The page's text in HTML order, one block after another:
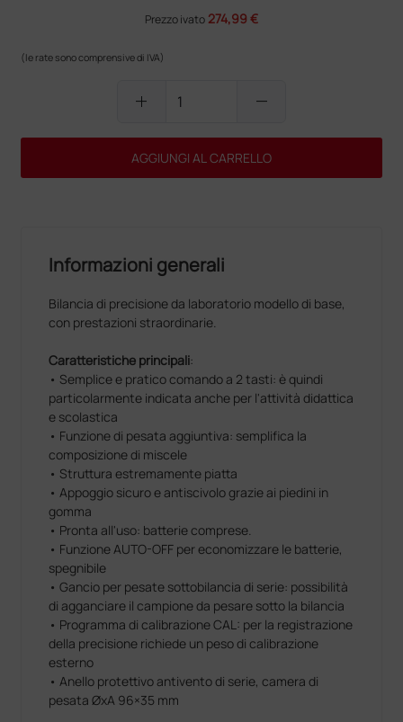
Prezzo ivato 274,99 €
(le rate sono comprensive di IVA)
add remove
AGGIUNGI AL CARRELLO
Informazioni generali
Bilancia di precisione da laboratorio modello di base,
con prestazioni straordinarie.
Caratteristiche principali:
• Semplice e pratico comando a 2 tasti: è quindi
particolarmente indicata anche per l'attività didattica
e scolastica
• Funzione di pesata aggiuntiva: semplifica la
composizione di miscele
• Struttura estremamente piatta
• Appoggio sicuro e antiscivolo grazie ai piedini in
gomma
• Pronta all'uso: batterie comprese.
• Funzione AUTO-OFF per economizzare le batterie,
spegnibile
• Gancio per pesate sottobilancia di serie: possibilità
di agganciare il campione da pesare sotto la bilancia
• Programma di calibrazione CAL: per la registrazione
della precisione richiede un peso di calibrazione
esterno
• Anello protettivo antivento di serie, camera di
pesata ØxA 96×35 mm